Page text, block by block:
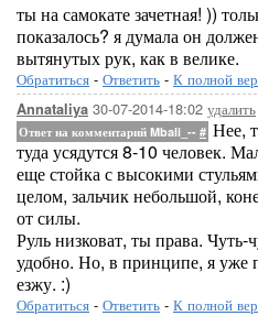
ты на самокате зачетная! ))
показалось? я думала он
вытянутых рук, как в велике.
Обратиться - Ответить - К полной
Annataliya 30-07-2014-18:02 удалить
Ответ на комментарий Mbali_-- # Нее,
туда усядутся 8-10 человек.
еще стойка с высокими
целом, зальчик небольшой,
от силы.
Руль низковат, ты права.
удобно. Но, в принципе, я уже
езжу. :)
Обратиться - Ответить - К полной